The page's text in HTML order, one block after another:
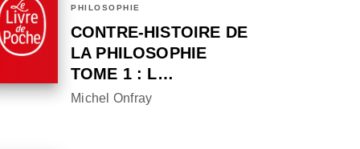
PHILOSOPHIE
CONTRE-HISTOIRE DE
LA PHILOSOPHIE
TOME 1 : L…
Michel Onfray